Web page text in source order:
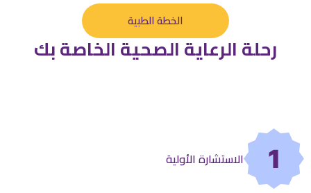
الخطة الطبية
رحلة الرعاية الصحية الخاصة بك
1 الاستشارة الأولية